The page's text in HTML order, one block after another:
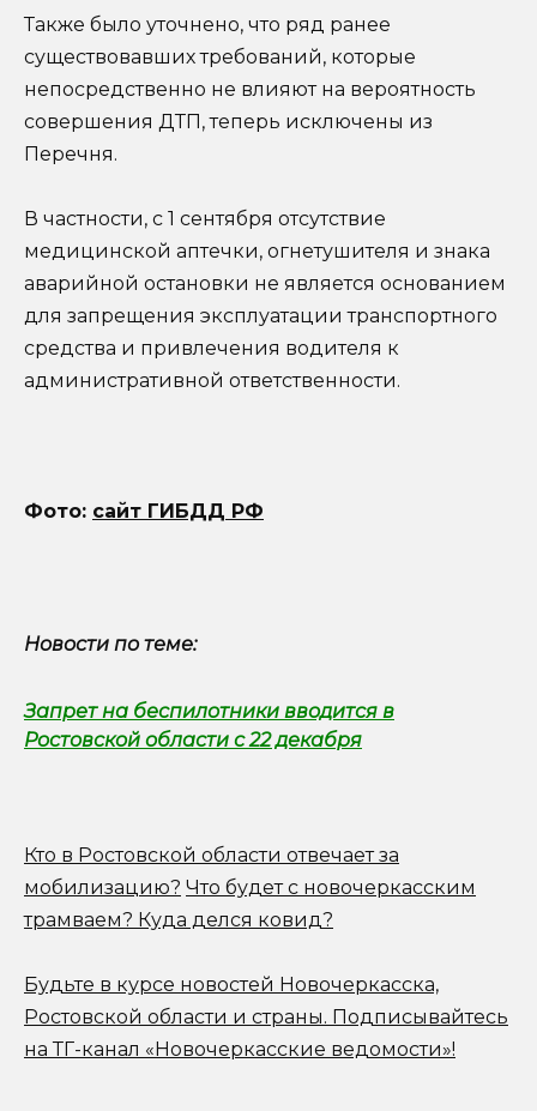
Также было уточнено, что ряд ранее
существовавших требований, которые
непосредственно не влияют на вероятность
совершения ДТП, теперь исключены из
Перечня.
В частности, с 1 сентября отсутствие
медицинской аптечки, огнетушителя и знака
аварийной остановки не является основанием
для запрещения эксплуатации транспортного
средства и привлечения водителя к
административной ответственности.
Фото: сайт ГИБДД РФ
Новости по теме:
Запрет на беспилотники вводится в
Ростовской области с 22 декабря
Кто в Ростовской области отвечает за
мобилизацию? Что будет с новочеркасским
трамваем? Куда делся ковид?
Будьте в курсе новостей Новочеркасска,
Ростовской области и страны. Подписывайтесь
на ТГ-канал «Новочеркасские ведомости»!